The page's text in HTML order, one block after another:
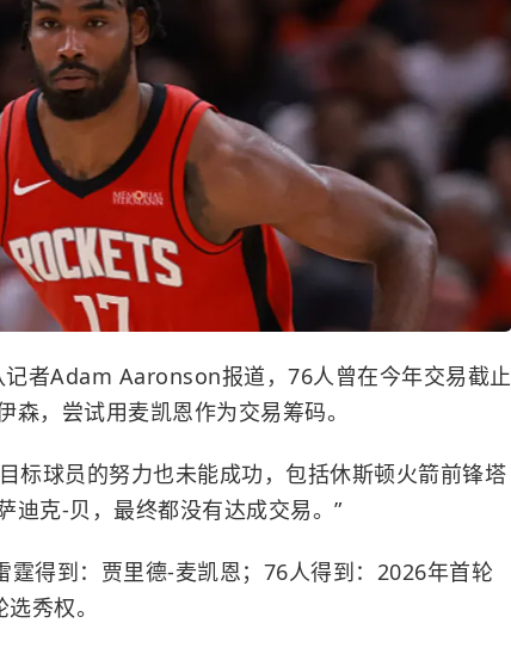
记者Adam Aaronson报道，76人曾在今年交易截止
森，尝试用麦凯恩作为交易筹码。
标球员的努力也未能成功，包括休斯顿火箭前锋塔
迪克-贝，最终都没有达成交易。”
霆得到：贾里德-麦凯恩；76人得到：2026年首轮
秀权。